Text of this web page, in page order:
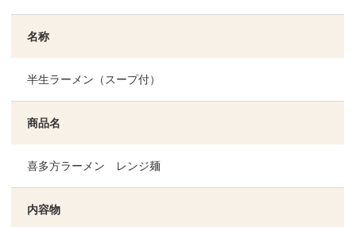
名称
半生ラーメン（スープ付）
商品名
喜多方ラーメン レンジ麺
内容物